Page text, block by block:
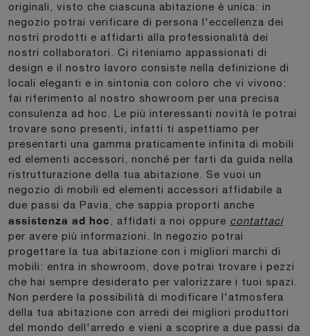
originali, visto che ciascuna abitazione è unica: in
negozio potrai verificare di persona l'eccellenza dei
nostri prodotti e affidarti alla professionalità dei
nostri collaboratori. Ci riteniamo appassionati di
design e il nostro lavoro consiste nella definizione di
locali eleganti e in sintonia con coloro che vi vivono:
fai riferimento al nostro showroom per una precisa
consulenza ad hoc. Le più interessanti novità le potrai
trovare sono presenti, infatti ti aspettiamo per
presentarti una gamma praticamente infinita di mobili
ed elementi accessori, nonché per farti da guida nella
ristrutturazione della tua abitazione. Se vuoi un
negozio di mobili ed elementi accessori affidabile a
due passi da Pavia, che sappia proporti anche
assistenza ad hoc , affidati a noi oppure contattaci
per avere più informazioni. In negozio potrai
progettare la tua abitazione con i migliori marchi di
mobili: entra in showroom, dove potrai trovare i pezzi
che hai sempre desiderato per valorizzare i tuoi spazi.
Non perdere la possibilità di modificare l'atmosfera
della tua abitazione con arredi dei migliori produttori
del mondo dell'arredo e vieni a scoprire a due passi da